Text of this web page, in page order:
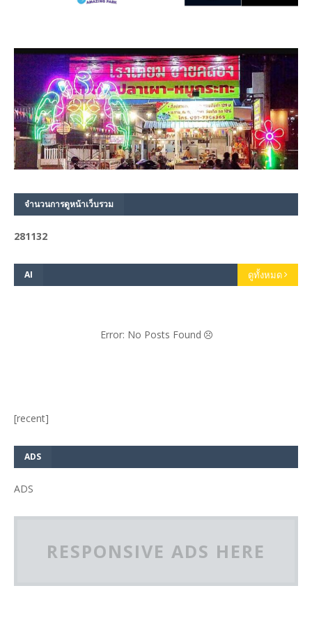
จำนวนการดูหน้าเว็บรวม
281132
AI ดูทั้งหมด
Error: No Posts Found
[recent]
ADS
ADS
RESPONSIVE ADS HERE